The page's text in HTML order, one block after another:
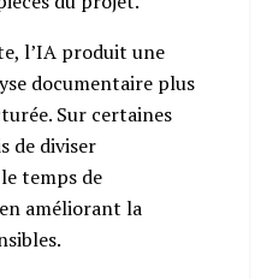
l’IA produit une
documentaire plus
Sur certaines
de diviser
temps de
améliorant la